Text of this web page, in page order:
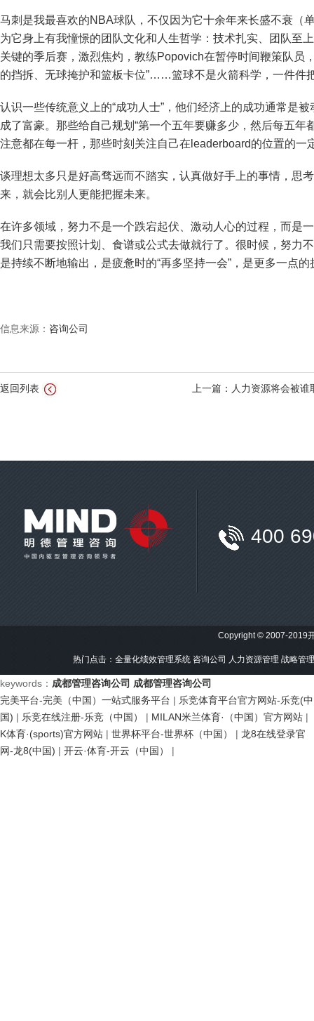
马刺是我最喜欢的NBA球队，不仅因为它十余年来长盛不衰（
为它身上有我憧憬的团队文化和人生哲学：技术扎实、团队至
关键的季后赛，激烈焦灼，教练Popovich在暂停时间鞭策队员
的挡拆、无球掩护和篮板卡位”……篮球不是火箭科学，一件件
认识一些传统意义上的“成功人士”，他们经济上的成功通常是
成了富豪。那些给自己规划“第一个五年要赚多少，然后每五
注意都在每一杆，那些时刻关注自己在leaderboard的位置的一
谈理想太多只是好高骛远而不踏实，认真做好手上的事情，思
来，就会比别人更能把握未来。
在许多领域，努力不是一个跌宕起伏、激动人心的过程，而
我们只需要按照计划、食谱或公式去做就行了。很时候，努力
是持续不断地输出，是疲惫时的“再多坚持一会”，是更多一点的
信息来源： 咨询公司
返回列表 上一篇：人力资源将会被
400
Copyright © 2007-2019
热门点击： 全量化绩效管理系统 咨询公司 人力资源管理 战略管理
keywords： 成都管理咨询公司 成都管理咨询公司
完美平台-完美（中国）一站式服务平台 | 乐竞体育平台官方网站-乐竞(中
国) | 乐竞在线注册-乐竞（中国） | MILAN米兰体育·（中国）官方网站 |
K体育·(sports)官方网站 | 世界杯平台-世界杯（中国） | 龙8在线登录官
网-龙8(中国) | 开云·体育-开云（中国） |